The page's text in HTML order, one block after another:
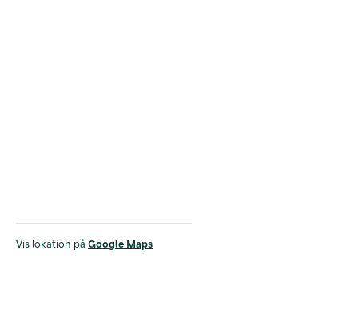
Vis lokation på Google Maps